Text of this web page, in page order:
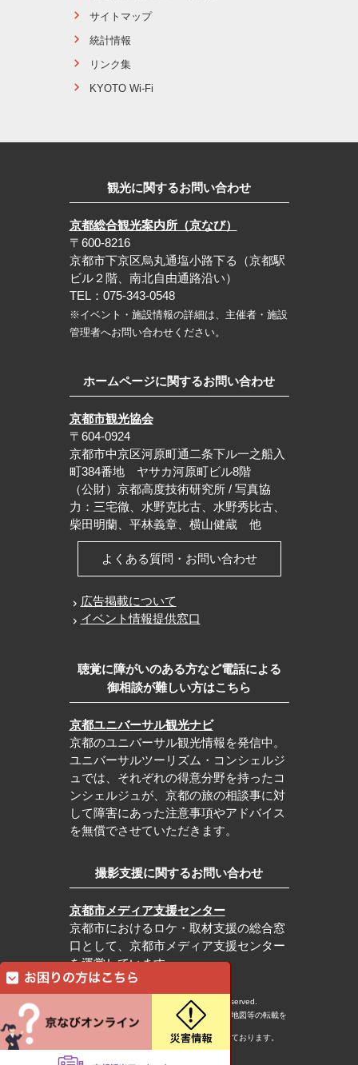
サイトマップ
統計情報
リンク集
KYOTO Wi-Fi
観光に関するお問い合わせ
京都総合観光案内所（京なび）
〒600-8216
京都市下京区烏丸通塩小路下る（京都駅
ビル２階、南北自由通路沿い）
TEL：075-343-0548
※イベント・施設情報の詳細は、主催者・施設
管理者へお問い合わせください。
ホームページに関するお問い合わせ
京都市観光協会
〒604-0924
京都市中京区河原町通二条下ル一之船入
町384番地 ヤサカ河原町ビル8階
（公財）京都高度技術研究所 / 写真協
力：三宅徹、水野克比古、水野秀比古、
柴田明蘭、平林義章、横山健蔵 他
よくある質問・お問い合わせ
広告掲載について
イベント情報提供窓口
聴覚に障がいのある方など電話による
御相談が難しい方はこちら
京都ユニバーサル観光ナビ
京都のユニバーサル観光情報を発信中。
ユニバーサルツーリズム・コンシェルジ
ュでは、それぞれの得意分野を持ったコ
ンシェルジュが、京都の旅の相談事に対
して障害にあった注意事項やアドバイス
を無償でさせていただきます。
撮影支援に関するお問い合わせ
京都市メディア支援センター
京都市におけるロケ・取材支援の総合窓
口として、京都市メディア支援センター
を運営しています。
c Kyoto City Tourism Association All rights reserved.
※本ホームページの内容・写真・イラスト・地図等の転載を
固くお断りします。
※本ホームページの運営は宿泊税を活用しております。